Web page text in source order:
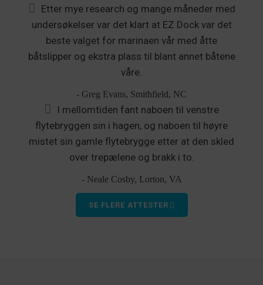
Etter mye research og mange måneder med
undersøkelser var det klart at EZ Dock var det
beste valget for marinaen vår med åtte
båtslipper og ekstra plass til blant annet båtene
våre.
- Greg Evans, Smithfield, NC
I mellomtiden fant naboen til venstre
flytebryggen sin i hagen, og naboen til høyre
mistet sin gamle flytebrygge etter at den skled
over trepælene og brakk i to.
- Neale Cosby, Lorton, VA
SE FLERE ATTESTER